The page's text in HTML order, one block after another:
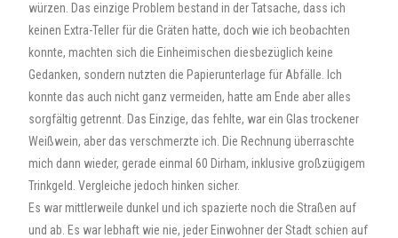
würzen. Das einzige Problem bestand in der Tatsache, dass ich
keinen Extra-Teller für die Gräten hatte, doch wie ich beobachten
konnte, machten sich die Einheimischen diesbezüglich keine
Gedanken, sondern nutzten die Papierunterlage für Abfälle. Ich
konnte das auch nicht ganz vermeiden, hatte am Ende aber alles
sorgfältig getrennt. Das Einzige, das fehlte, war ein Glas trockener
Weißwein, aber das verschmerzte ich. Die Rechnung überraschte
mich dann wieder, gerade einmal 60 Dirham, inklusive großzügigem
Trinkgeld. Vergleiche jedoch hinken sicher.
Es war mittlerweile dunkel und ich spazierte noch die Straßen auf
und ab. Es war lebhaft wie nie, jeder Einwohner der Stadt schien auf